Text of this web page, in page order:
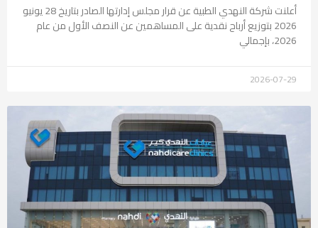
أعلنت شركة النهدي الطبية عن قرار مجلس إدارتها الصادر بتاريخ 28 يونيو
2026 بتوزيع أرباح نقدية على المساهمين عن النصف الأول من عام
2026، بإجمالي
2026-07-29